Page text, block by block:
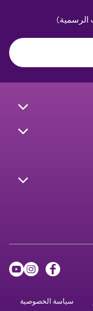
سياسة الخصوصية